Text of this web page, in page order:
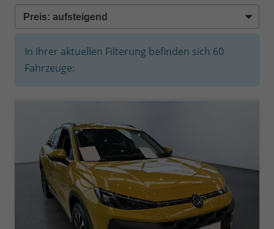
In Ihrer aktuellen Filterung befinden sich 60
Fahrzeuge: